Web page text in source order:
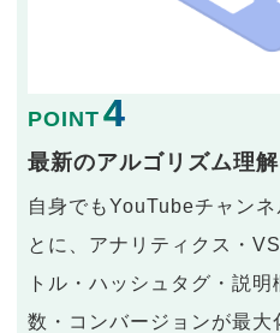
POINT 4
最新のアルゴリズム理
自身でもYouTubeチャン
とに、アナリティクス・
トル・ハッシュタグ・説
数・コンバージョンが最大